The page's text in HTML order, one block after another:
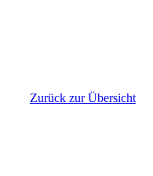
Zurück zur Übersicht